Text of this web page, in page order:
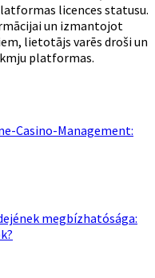
licences statusu.
un izmantojot
lietotājs varēs droši un
platformas.
Casino-Management:
megbízhatósága: